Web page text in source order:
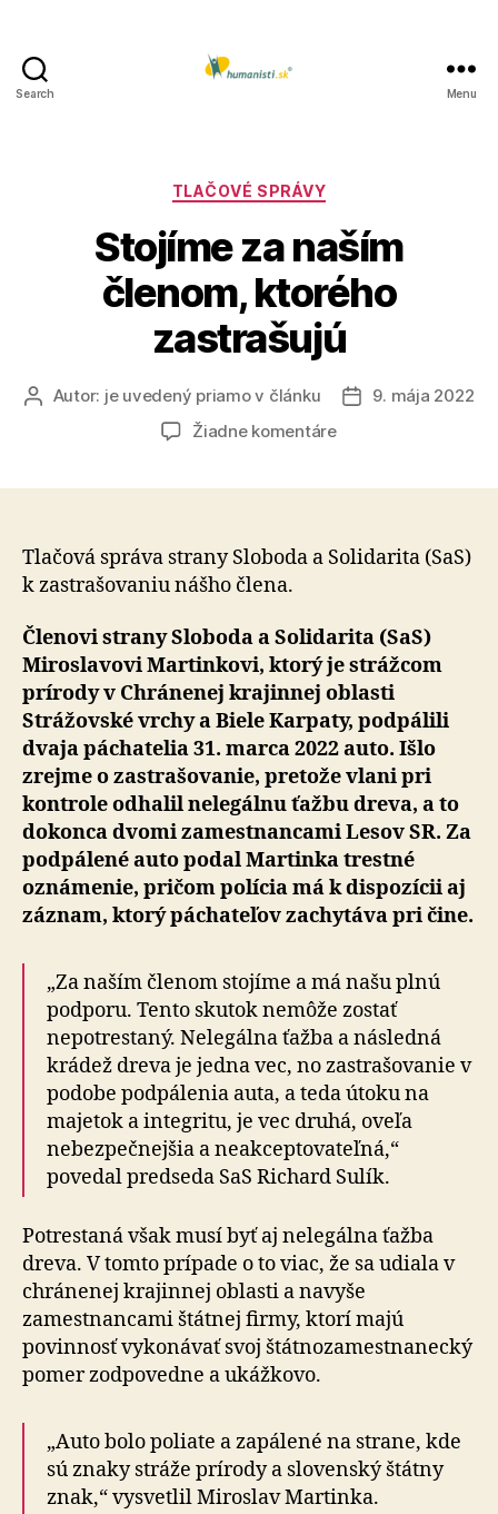
Search Menu
Kategórie
TLAČOVÉ SPRÁVY
Stojíme za naším
členom, ktorého
zastrašujú
AutorAutor: je uvedený priamo v článku
Dátum
9. mája 2022
Žiadne komentárena
ktorého
Tlačová správa strany Sloboda a Solidarita (SaS)
k zastrašovaniu nášho člena.
Členovi strany Sloboda a Solidarita (SaS)
Miroslavovi Martinkovi, ktorý je strážcom
prírody v Chránenej krajinnej oblasti
Strážovské vrchy a Biele Karpaty, podpálili
dvaja páchatelia 31. marca 2022 auto. Išlo
zrejme o zastrašovanie, pretože vlani pri
kontrole odhalil nelegálnu ťažbu dreva, a to
dokonca dvomi zamestnancami Lesov SR. Za
podpálené auto podal Martinka trestné
oznámenie, pričom polícia má k dispozícii aj
záznam, ktorý páchateľov zachytáva pri čine.
„Za naším členom stojíme a má našu plnú
podporu. Tento skutok nemôže zostať
nepotrestaný. Nelegálna ťažba a následná
krádež dreva je jedna vec, no zastrašovanie v
podobe podpálenia auta, a teda útoku na
majetok a integritu, je vec druhá, oveľa
nebezpečnejšia a neakceptovateľná,“
povedal predseda SaS Richard Sulík.
Potrestaná však musí byť aj nelegálna ťažba
dreva. V tomto prípade o to viac, že sa udiala v
chránenej krajinnej oblasti a navyše
zamestnancami štátnej firmy, ktorí majú
povinnosť vykonávať svoj štátnozamestnanecký
pomer zodpovedne a ukážkovo.
„Auto bolo poliate a zapálené na strane, kde
sú znaky stráže prírody a slovenský štátny
znak,“ vysvetlil Miroslav Martinka.